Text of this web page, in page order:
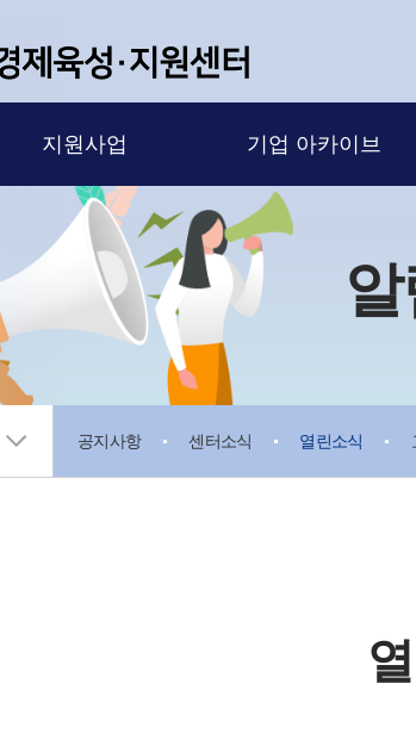
지원사업 기업 아카이브
공지사항 센터소식 열린소식